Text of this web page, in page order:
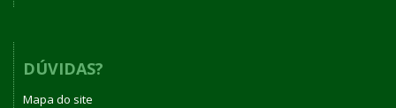
DÚVIDAS?
Mapa do site